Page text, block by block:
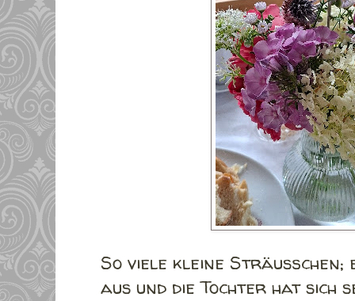
So viele kleine Sträußchen;
aus und die Tochter hat